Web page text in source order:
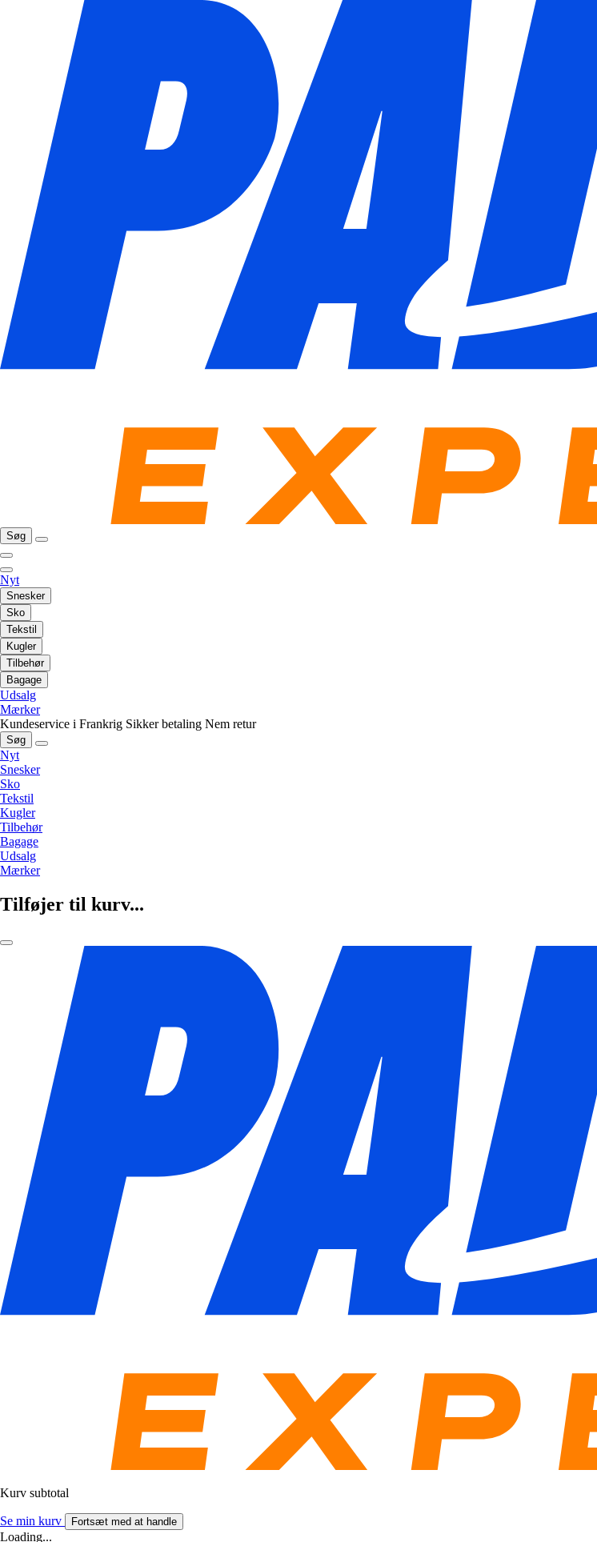
Søg
Nyt
Snesker
Sko
Tekstil
Kugler
Tilbehør
Bagage
Udsalg
Mærker
Kundeservice i Frankrig Sikker betaling Nem retur
Søg
Nyt
Snesker
Sko
Tekstil
Kugler
Tilbehør
Bagage
Udsalg
Mærker
Tilføjer til kurv...
Kurv subtotal
Se min kurv Fortsæt med at handle
Loading...